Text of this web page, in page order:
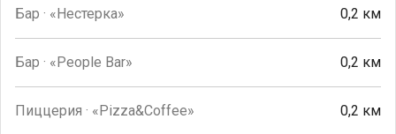
Бар · «Нестерка» 0,2 км
Бар · «People Bar» 0,2 км
Пиццерия · «Pizza&Coffee» 0,2 км